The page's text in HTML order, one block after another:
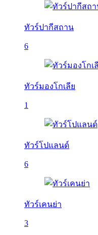
ทัวร์ปากีสถาน
6
ทัวร์มองโกเลีย
1
ทัวร์โปแลนด์
6
ทัวร์เคนย่า
3